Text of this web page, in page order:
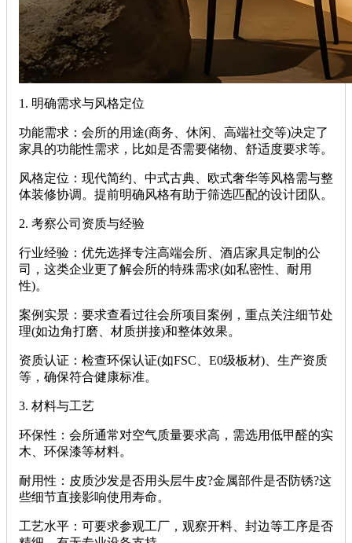
1. ‌明确需求与风格定位‌
‌功能需求‌：会所的用途(商务、休闲、高端社交等)决定了
家具的功能性需求，比如是否需要储物、舒适度要求等。
‌风格定位‌：现代简约、中式古典、欧式奢华等风格需与整
体装修协调。提前明确风格有助于筛选匹配的设计团队。
2. ‌考察公司资质与经验‌
‌行业经验‌：优先选择专注高端会所、酒店家具定制的公
司，这类企业更了解会所的特殊需求(如私密性、耐用
性)。
‌案例实景‌：要求查看过往会所项目案例，重点关注细节处
理(如边角打磨、材质拼接)和整体效果。
‌资质认证‌：检查环保认证(如FSC、E0级板材)、生产资质
等，确保符合健康标准。
3. ‌材料与工艺‌
‌环保性‌：会所通常对空气质量要求高，需选用低甲醛的实
木、环保漆等材料。
‌耐用性‌：皮质沙发是否用头层牛皮?金属部件是否防锈?这
些细节直接影响使用寿命。
‌工艺水平‌：可要求参观工厂，观察开料、封边等工序是否